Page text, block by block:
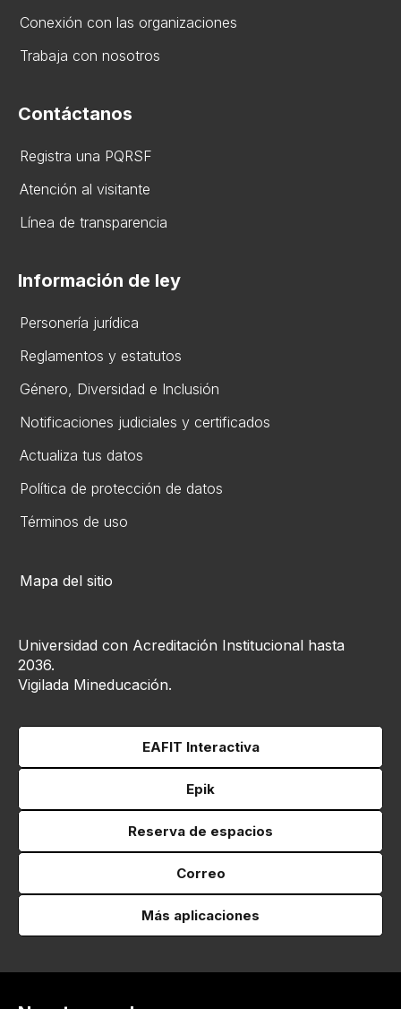
Conexión con las organizaciones
Trabaja con nosotros
Contáctanos
Registra una PQRSF
Atención al visitante
Línea de transparencia
Información de ley
Personería jurídica
Reglamentos y estatutos
Gén​ero, Diversidad ​e Inclusión
Notificaciones judiciales y certificados
Actualiza tus datos
Política de protección de datos
Términos de uso
Mapa del sitio
Universidad con Acreditación Institucional hasta
2036.
Vigilada Mineducación.
EAFIT Interactiva
Epik
Reserva de espacios
Correo
Más aplicaciones